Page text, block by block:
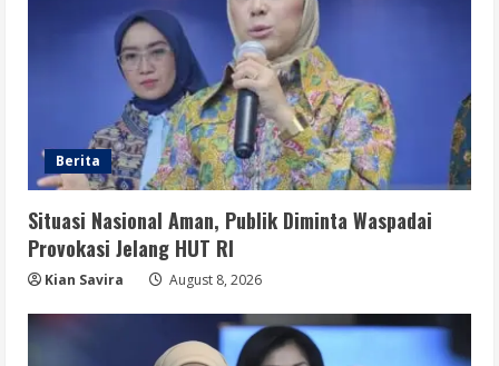
Berita
Situasi Nasional Aman, Publik Diminta Waspadai
Provokasi Jelang HUT RI
Kian Savira August 8, 2026